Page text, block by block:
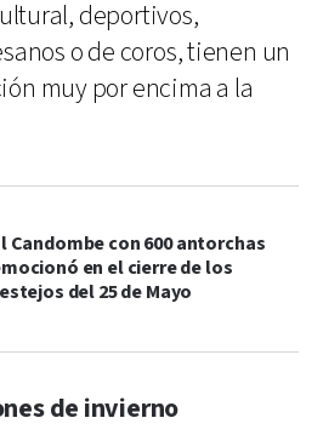
deportivos,
o de coros, tienen un
muy por encima a la
Candombe con 600 antorchas
en el cierre de los
del 25 de Mayo
de invierno